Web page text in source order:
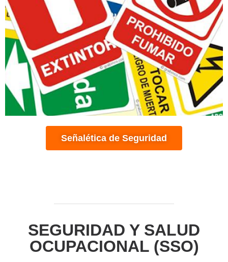
Señalética de Seguridad
SEGURIDAD Y SALUD
OCUPACIONAL (SSO)